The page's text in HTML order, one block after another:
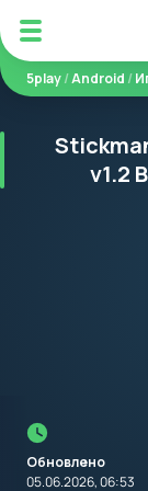
5play/Android /
v1.2
Обновлено
05.06.2026, 06:53